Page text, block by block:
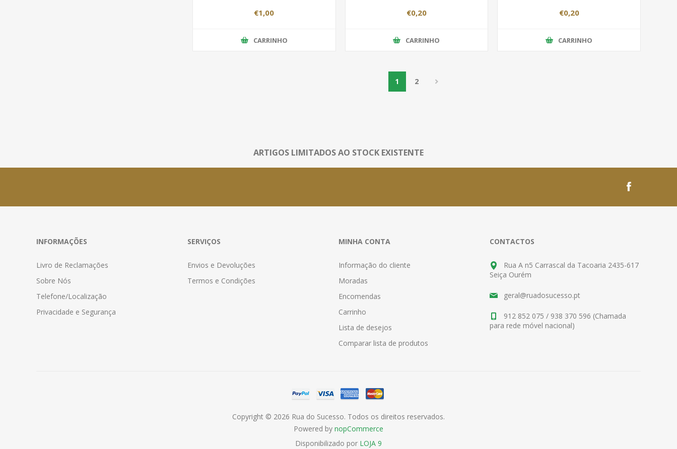
€1,00
CARRINHO
€0,20
CARRINHO
€0,20
CARRINHO
1 2
ARTIGOS LIMITADOS AO STOCK EXISTENTE
INFORMAÇÕES
Livro de Reclamações
Sobre Nós
Telefone/Localização
Privacidade e Segurança
SERVIÇOS
Envios e Devoluções
Termos e Condições
MINHA CONTA
Informação do cliente
Moradas
Encomendas
Carrinho
Lista de desejos
Comparar lista de produtos
CONTACTOS
Rua A n5 Carrascal da Tacoaria 2435-617
Seiça Ourém
geral@ruadosucesso.pt
912 852 075 / 938 370 596 (Chamada
para rede móvel nacional)
Copyright © 2026 Rua do Sucesso. Todos os direitos reservados.
Powered by nopCommerce
Disponibilizado por LOJA 9